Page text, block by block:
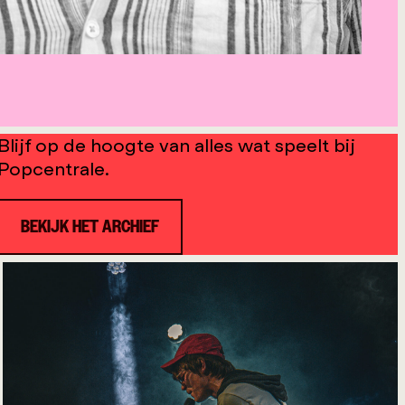
op de hoogte van alles wat speelt bij
BEKIJK HET ARCHIEF